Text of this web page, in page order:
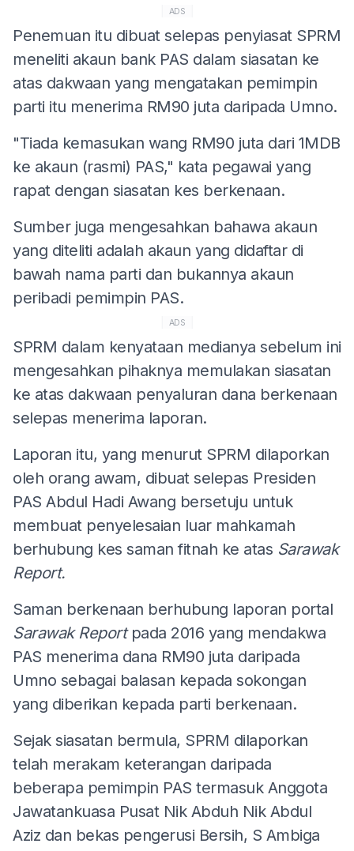
ADS
Penemuan itu dibuat selepas penyiasat SPRM
meneliti akaun bank PAS dalam siasatan ke
atas dakwaan yang mengatakan pemimpin
parti itu menerima RM90 juta daripada Umno.
"Tiada kemasukan wang RM90 juta dari 1MDB
ke akaun (rasmi) PAS," kata pegawai yang
rapat dengan siasatan kes berkenaan.
Sumber juga mengesahkan bahawa akaun
yang diteliti adalah akaun yang didaftar di
bawah nama parti dan bukannya akaun
peribadi pemimpin PAS.
ADS
SPRM dalam kenyataan medianya sebelum ini
mengesahkan pihaknya memulakan siasatan
ke atas dakwaan penyaluran dana berkenaan
selepas menerima laporan.
Laporan itu, yang menurut SPRM dilaporkan
oleh orang awam, dibuat selepas Presiden
PAS Abdul Hadi Awang bersetuju untuk
membuat penyelesaian luar mahkamah
berhubung kes saman fitnah ke atas Sarawak
Report.
Saman berkenaan berhubung laporan portal
Sarawak Reportpada 2016 yang mendakwa
PAS menerima dana RM90 juta daripada
Umno sebagai balasan kepada sokongan
yang diberikan kepada parti berkenaan.
Sejak siasatan bermula, SPRM dilaporkan
telah merakam keterangan daripada
beberapa pemimpin PAS termasuk Anggota
Jawatankuasa Pusat Nik Abduh Nik Abdul
Aziz dan bekas pengerusi Bersih, S Ambiga